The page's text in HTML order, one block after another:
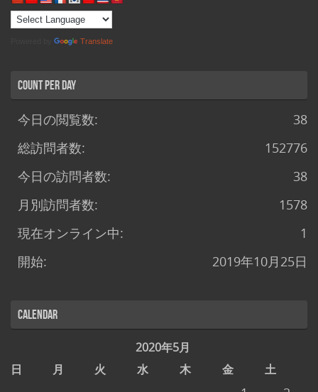
Translate
Count per Day
38
今日の閲覧数:
152776
総訪問者数:
38
今日の訪問者数:
1578
月別訪問者数:
1
現在オンライン中:
2019年10月25日
開始:
Calendar
2020年5月
日
月 火 水 木 金 土